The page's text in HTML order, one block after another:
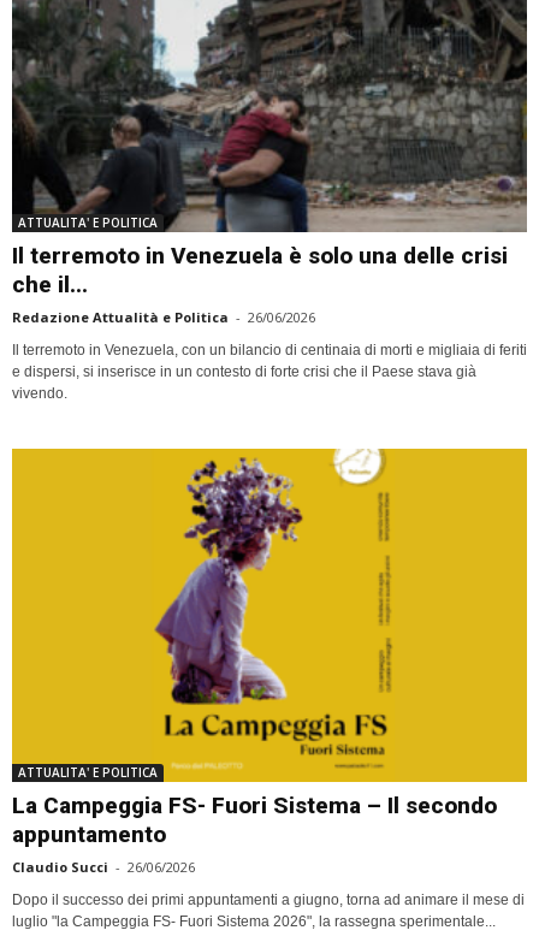
ATTUALITA' E POLITICA
Il terremoto in Venezuela è solo una delle crisi
che il...
Redazione Attualità e Politica - 26/06/2026
Il terremoto in Venezuela, con un bilancio di centinaia di morti e migliaia di feriti
e dispersi, si inserisce in un contesto di forte crisi che il Paese stava già
vivendo.
ATTUALITA' E POLITICA
La Campeggia FS- Fuori Sistema – Il secondo
appuntamento
Claudio Succi - 26/06/2026
Dopo il successo dei primi appuntamenti a giugno, torna ad animare il mese di
luglio "la Campeggia FS- Fuori Sistema 2026", la rassegna sperimentale...